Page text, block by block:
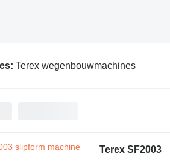
Terex wegenbouwmachines
Terex SF2003